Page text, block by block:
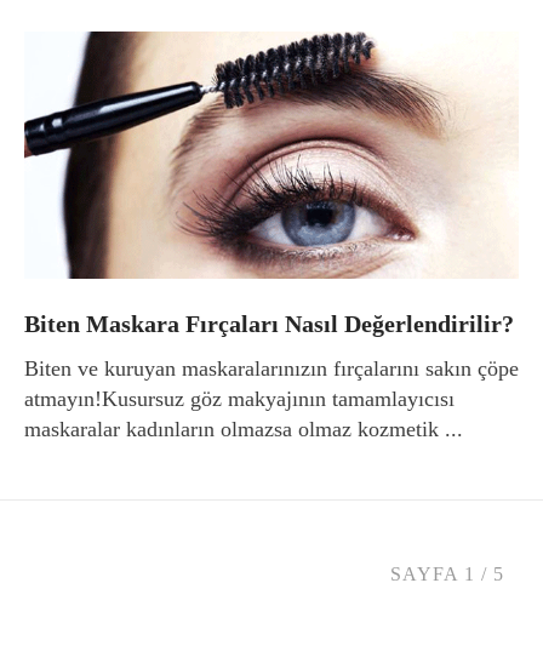
Biten Maskara Fırçaları Nasıl Değerlendirilir?
Biten ve kuruyan maskaralarınızın fırçalarını sakın çöpe
atmayın!Kusursuz göz makyajının tamamlayıcısı
maskaralar kadınların olmazsa olmaz kozmetik ...
SAYFA 1 / 5